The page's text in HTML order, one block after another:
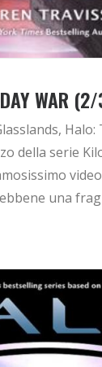
WAR
della serie
una